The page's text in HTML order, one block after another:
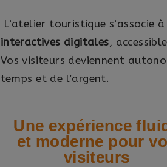
L’atelier touristique s’associe à
interactives digitales,
Vos visiteurs deviennent
temps et de l’argent.
Une expérience
et moderne pour
visiteurs